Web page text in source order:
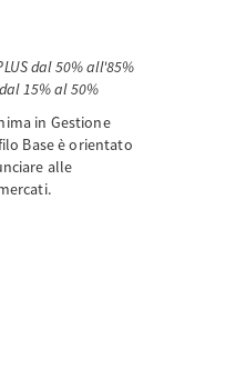
dal 50% all'85%
15% al 50%
in Gestione
Base è orientato
alle